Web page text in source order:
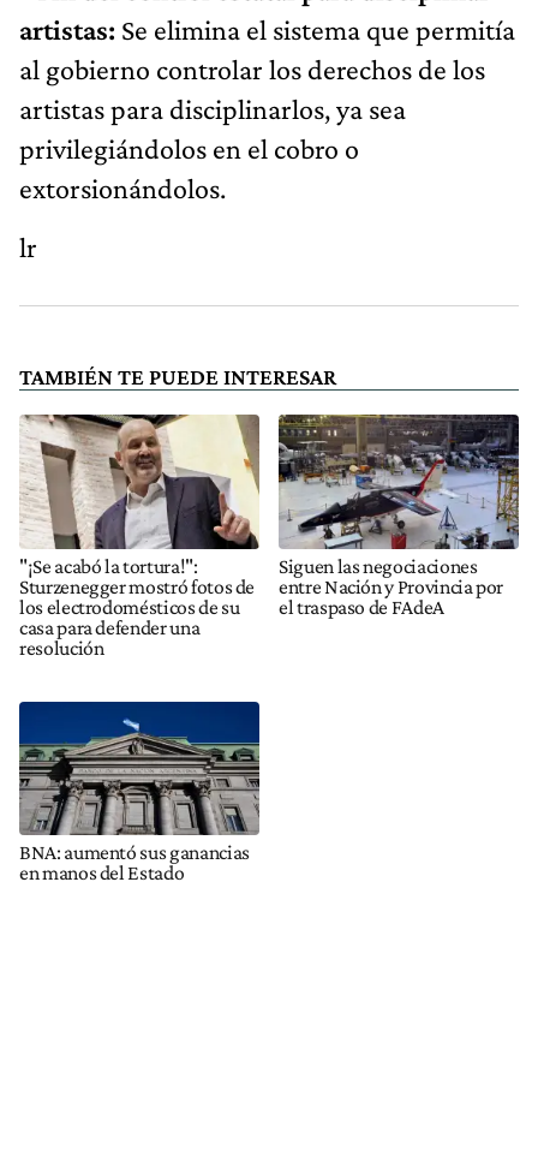
artistas: Se elimina el sistema que permitía
al gobierno controlar los derechos de los
artistas para disciplinarlos, ya sea
privilegiándolos en el cobro o
extorsionándolos.
lr
TAMBIÉN TE PUEDE INTERESAR
"¡Se acabó la tortura!":
Sturzenegger mostró fotos de
los electrodomésticos de su
casa para defender una
resolución
Siguen las negociaciones
entre Nación y Provincia por
el traspaso de FAdeA
BNA: aumentó sus ganancias
en manos del Estado